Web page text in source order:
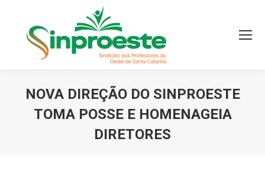
NOVA DIREÇÃO DO SINPROESTE
TOMA POSSE E HOMENAGEIA
DIRETORES